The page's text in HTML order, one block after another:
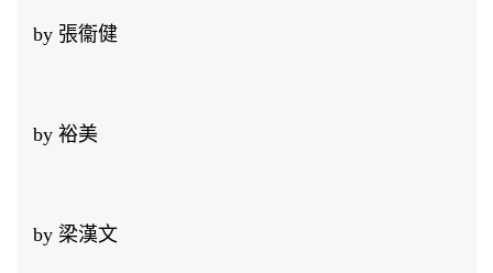
by 張衞健
by 裕美
by 梁漢文